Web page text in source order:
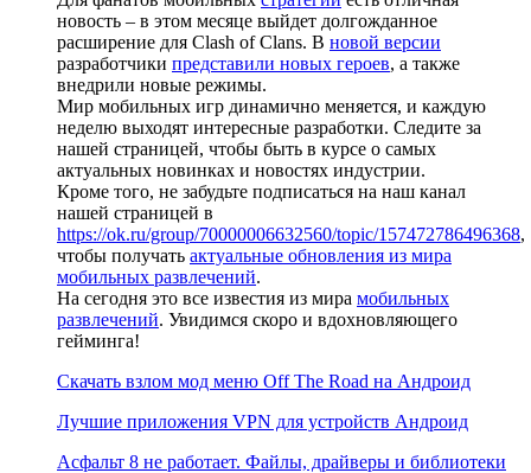
новость – в этом месяце выйдет долгожданное
расширение для Clash of Clans. В новой версии
разработчики представили новых героев, а также
внедрили новые режимы.
Мир мобильных игр динамично меняется, и каждую
неделю выходят интересные разработки. Следите за
нашей страницей, чтобы быть в курсе о самых
актуальных новинках и новостях индустрии.
Кроме того, не забудьте подписаться на наш канал
нашей страницей в
https://ok.ru/group/70000006632560/topic/157472786496368,
чтобы получать актуальные обновления из мира
мобильных развлечений.
На сегодня это все известия из мира мобильных
развлечений. Увидимся скоро и вдохновляющего
гейминга!
Скачать взлом мод меню Off The Road на Андроид
Лучшие приложения VPN для устройств Андроид
Асфальт 8 не работает. Файлы, драйверы и библиотеки